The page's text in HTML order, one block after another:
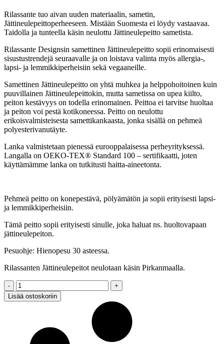
Rilassante tuo aivan uuden materiaalin, sametin,
Jättineulepeittoperheeseen. Mistään Suomesta ei löydy vastaavaa.
Taidolla ja tunteella käsin neulottu Jättineulepeitto sametista.
Rilassante Designsin samettinen Jättineulepeitto sopii erinomaisesti
sisustustrendejä seuraavalle ja on loistava valinta myös allergia-,
lapsi- ja lemmikkiperheisiin sekä vegaaneille.
Samettinen Jättineulepeitto on yhtä muhkea ja helppohoitoinen kuin
puuvillainen Jättineulepeittokin, mutta sametissa on upea kiilto,
peiton kestävyys on todella erinomainen. Peittoa ei tarvitse huoltaa
ja peiton voi pestä kotikoneessa. Peitto on neulottu
erikoisvalmisteisesta samettikankaasta, jonka sisällä on pehmeä
polyesterivanutäyte.
Lanka valmistetaan pienessä eurooppalaisessa perheyrityksessä.
Langalla on OEKO-TEX® Standard 100 – sertifikaatti, joten
käyttämämme lanka on tutkitusti haitta-aineetonta.
Pehmeä peitto on konepestävä, pölyämätön ja sopii erityisesti lapsi-
ja lemmikkiperheisiin.
Tämä peitto sopii erityisesti sinulle, joka haluat ns. huoltovapaan
jättineulepeiton.
Pesuohje: Hienopesu 30 asteessa.
Rilassanten Jättineulepeitot neulotaan käsin Pirkanmaalla.
Jättineulepeitto,
SAMETTI,
beige,
Lisää ostoskoriin